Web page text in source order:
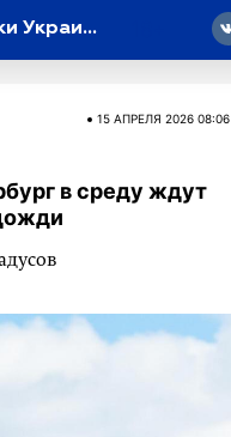
После атаки Украины Энергодар оказался обесточен
15 АПРЕЛЯ 2026 08:06
в среду ждут